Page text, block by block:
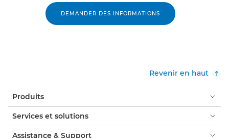
DEMANDER DES INFORMATIONS
Revenir en haut
Produits
Services et solutions
Assistance & Support